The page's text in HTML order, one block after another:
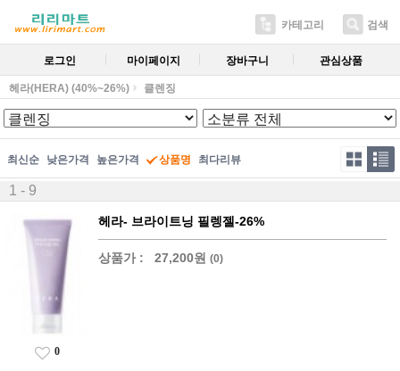
카테고리 검색
로그인 마이페이지 장바구니 관심상품
헤라(HERA) (40%~26%) 클렌징
최신순 낮은가격 높은가격 상품명 최다리뷰
1 - 9
헤라- 브라이트닝 필렝젤-26%
상품가 : 27,200원 (0)
0